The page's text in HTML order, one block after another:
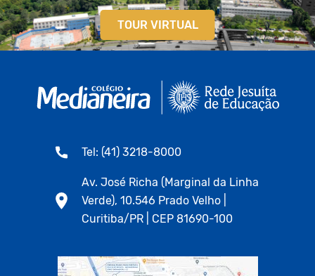
TOUR VIRTUAL
Tel: (41) 3218-8000
Av. José Richa (Marginal da Linha
Verde), 10.546 Prado Velho |
Curitiba/PR | CEP 81690-100